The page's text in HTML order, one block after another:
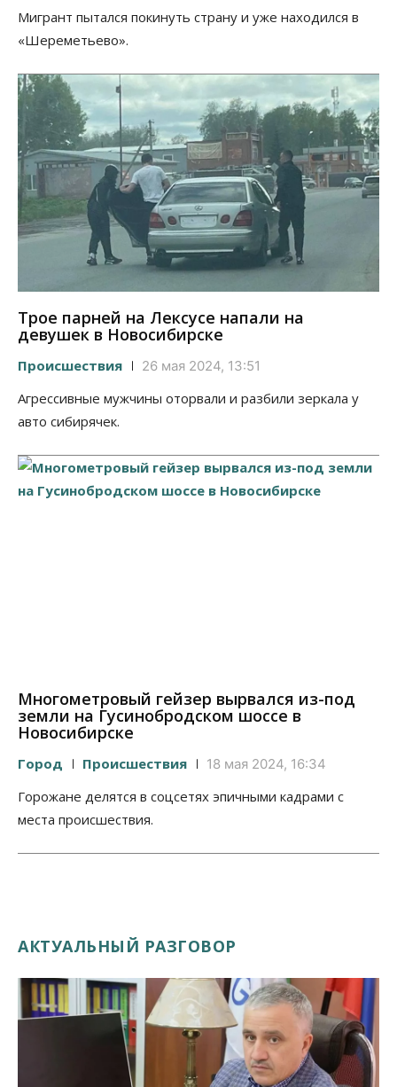
Мигрант пытался покинуть страну и уже находился в
«Шереметьево».
Трое парней на Лексусе напали на
девушек в Новосибирске
Происшествия 26 мая 2024, 13:51
Агрессивные мужчины оторвали и разбили зеркала у
авто сибирячек.
Многометровый гейзер вырвался из-под
земли на Гусинобродском шоссе в
Новосибирске
Город Происшествия 18 мая 2024, 16:34
Горожане делятся в соцсетях эпичными кадрами с
места происшествия.
АКТУАЛЬНЫЙ РАЗГОВОР